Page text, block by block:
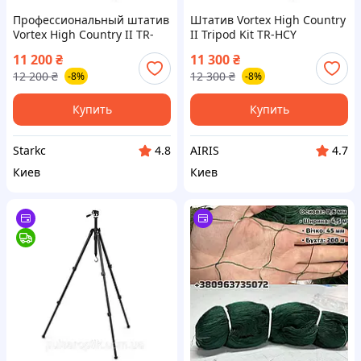
Профессиональный штатив
Vortex High Country II TR-
Swiss для подзорной трубы
бинокля камеры и
наблюдений
11 200₴
12 200 ₴ -8%
Купить
Starkс
4.8
Киев
Штатив Vortex High Country
II Tripod Kit TR-HCY
профессиональный для
бинокля подзорной трубы
камеры и охоты Arca-Swiss
11 300₴
12 300 ₴ -8%
Купить
AIRIS
4.7
Киев